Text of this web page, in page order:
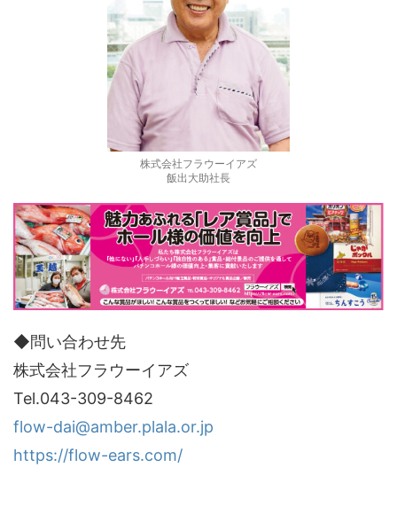
株式会社フラウーイアズ
飯出大助社長
◆問い合わせ先
株式会社フラウーイアズ
Tel.043-309-8462
flow-dai@amber.plala.or.jp
https://flow-ears.com/